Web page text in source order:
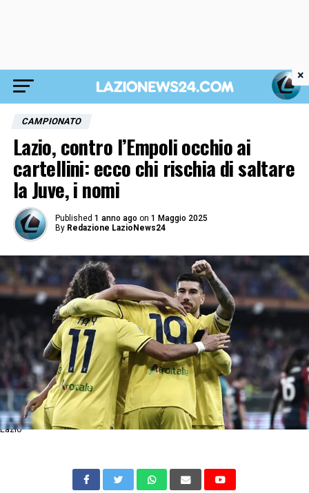
CAMPIONATO
Lazio, contro l’Empoli occhio ai
cartellini: ecco chi rischia di saltare
la Juve, i nomi
Published 1 anno ago on 1 Maggio 2025
By Redazione LazioNews24
Lazio
×